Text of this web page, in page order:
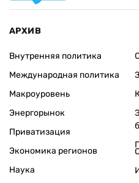
АРХИВ
Внутренняя политика
Международная политика
Макроуровень
Энергорынок
Приватизация
Экономика регионов
Наука